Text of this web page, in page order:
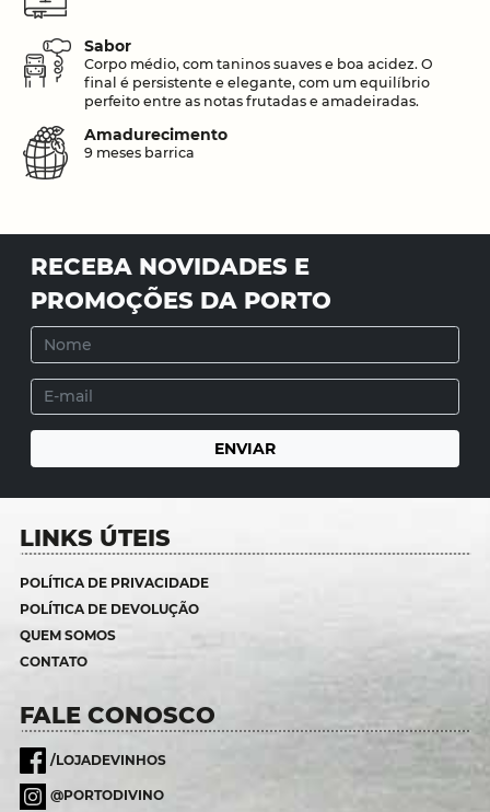
Sabor
Corpo médio, com taninos suaves e boa acidez. O
final é persistente e elegante, com um equilíbrio
perfeito entre as notas frutadas e amadeiradas.
Amadurecimento
9 meses barrica
RECEBA NOVIDADES E
PROMOÇÕES DA PORTO
LINKS ÚTEIS
POLÍTICA DE PRIVACIDADE
POLÍTICA DE DEVOLUÇÃO
QUEM SOMOS
CONTATO
FALE CONOSCO
/LOJADEVINHOS
@PORTODIVINO